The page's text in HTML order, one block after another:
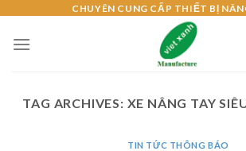
content
CHUYÊN CUNG CẤP THIẾT BỊ
TAG ARCHIVES: XE NÂNG TAY
TIN TỨC THÔNG BÁO